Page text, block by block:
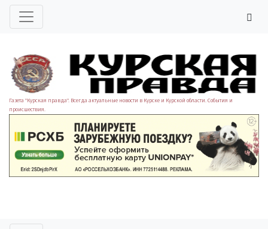
Газета "Курская правда". Всегда актуальные новости в Курске и Курской области. События и
происшествия.